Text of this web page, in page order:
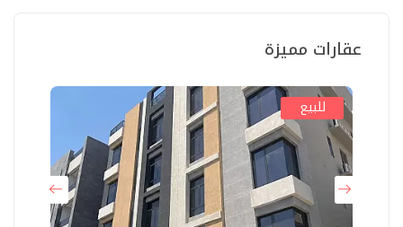
عقارات مميزة
للبيع